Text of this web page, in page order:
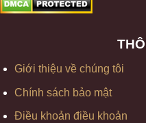
Giới thiệu về chúng tôi
Chính sách bảo mật
Điều khoản điều khoản